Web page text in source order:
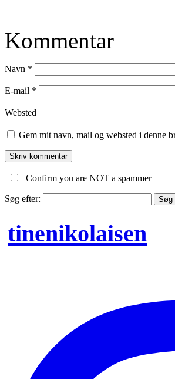
Kommentar
Navn *
E-mail *
Websted
Gem mit navn, mail og websted i denne
Confirm you are NOT a spammer
Søg efter:
tinenikolaisen